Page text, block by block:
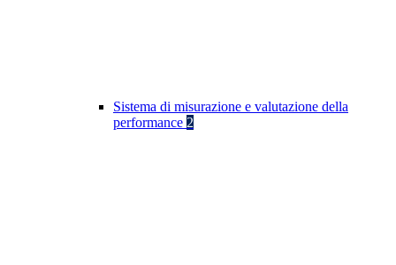
Sistema di misurazione e valutazione della
performance 2